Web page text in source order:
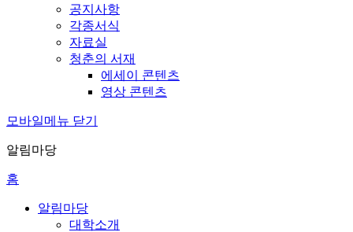
공지사항
각종서식
자료실
청춘의 서재
에세이 콘텐츠
영상 콘텐츠
모바일메뉴 닫기
알림마당
홈
알림마당
대학소개